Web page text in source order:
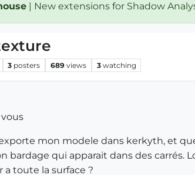
| New extensions for Shadow
3 posters 689 views 3 watching
mon modele dans kerkyth, et
bardage qui apparait dans des carrés.
a toute la surface ?